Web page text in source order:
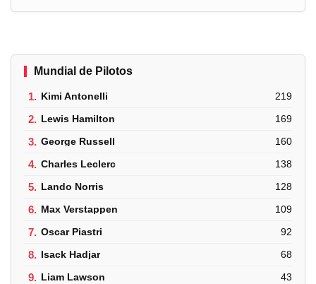
Mundial de Pilotos
1. Kimi Antonelli 219
2. Lewis Hamilton 169
3. George Russell 160
4. Charles Leclerc 138
5. Lando Norris 128
6. Max Verstappen 109
7. Oscar Piastri 92
8. Isack Hadjar 68
9. Liam Lawson 43